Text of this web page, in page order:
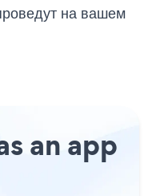
на вашем
an app